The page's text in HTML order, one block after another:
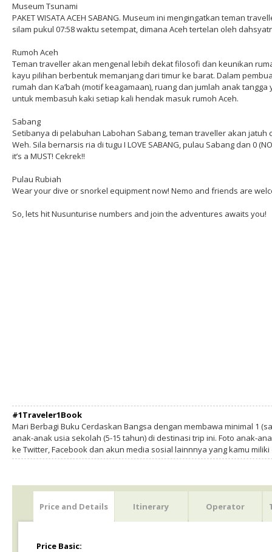
Museum Tsunami
PAKET WISATA ACEH SABANG. Museum ini mengingatkan teman
silam pukul 07:58 waktu setempat, dimana Aceh tertelan oleh
Rumoh Aceh
Teman traveller akan mengenal lebih dekat filosofi dan keunikan
kayu pilihan berbentuk memanjang dari timur ke barat. Dalam
rumah dan Ka’bah (motif keagamaan), ruang dan jumlah anak
untuk membasuh kaki setiap kali hendak masuk rumoh Aceh.
Sabang
Setibanya di pelabuhan Labohan Sabang, teman traveller akan
Weh. Sila bernarsis ria di tugu I LOVE SABANG, pulau Sabang dan 0
it’s a MUST! Cekrek!!
Pulau Rubiah
Wear your dive or snorkel equipment now! Nemo and friends are
So, lets hit Nusunturise numbers and join the adventures awaits you!
#1Traveler1Book
Mari Berbagi Buku Cerdaskan Bangsa dengan membawa minimal 1
anak-anak usia sekolah (5-15 tahun) di destinasi trip ini. Foto anak-
ke Twitter, Facebook dan akun media sosial lainnnya yang kamu
Price and Details Itinerary Operator
Price Basic: